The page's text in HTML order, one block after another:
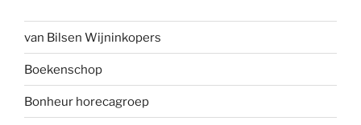
van Bilsen Wijninkopers
Boekenschop
Bonheur horecagroep